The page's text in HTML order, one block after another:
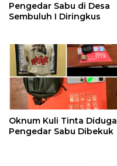
Pengedar Sabu di Desa
Sembuluh I Diringkus
Oknum Kuli Tinta Diduga
Pengedar Sabu Dibekuk